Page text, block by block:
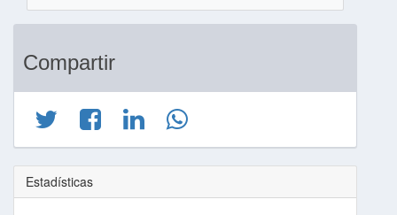
Compartir
Estadísticas